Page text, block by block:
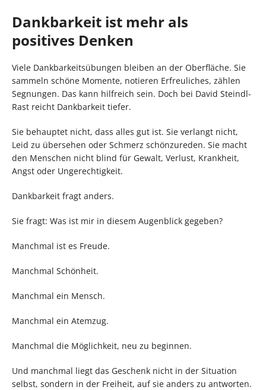
Dankbarkeit ist mehr als
positives Denken
Viele Dankbarkeitsübungen bleiben an der Oberfläche. Sie
sammeln schöne Momente, notieren Erfreuliches, zählen
Segnungen. Das kann hilfreich sein. Doch bei David Steindl-
Rast reicht Dankbarkeit tiefer.
Sie behauptet nicht, dass alles gut ist. Sie verlangt nicht,
Leid zu übersehen oder Schmerz schönzureden. Sie macht
den Menschen nicht blind für Gewalt, Verlust, Krankheit,
Angst oder Ungerechtigkeit.
Dankbarkeit fragt anders.
Sie fragt: Was ist mir in diesem Augenblick gegeben?
Manchmal ist es Freude.
Manchmal Schönheit.
Manchmal ein Mensch.
Manchmal ein Atemzug.
Manchmal die Möglichkeit, neu zu beginnen.
Und manchmal liegt das Geschenk nicht in der Situation
selbst, sondern in der Freiheit, auf sie anders zu antworten.